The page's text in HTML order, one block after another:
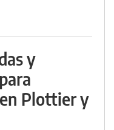
y
Plottier y